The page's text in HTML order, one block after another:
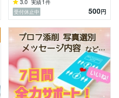
んじゃないか」
不要です！安心してくださ
丈夫。
とを優しくゆっくりと引き
葉や気持ちをそのまま吐き
みを話せて良かった」
いてきました♡
実績 件
受付休止中
500円